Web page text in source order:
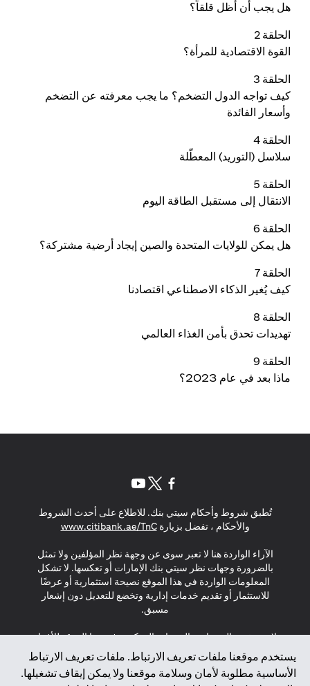
هل يجب أن أظل قلقاً؟
الحلقة 2
القوة الاقتصادية للمرأة؟
الحلقة 3
كيف تواجه الدول التضخم؟ ما يجب معرفته عن التضخم
وأسعار الفائدة
الحلقة 4
سلاسل (التوريد) المعطّلة
الحلقة 5
الانتقال إلى مستقبل الطاقة اليوم
الحلقة 6
هل يمكن للولايات المتحدة والصين إيجاد أرضية مشتركة؟
الحلقة 7
كيف يُغير الذكاء الاصطناعي اقتصادنا
الحلقة 8
تهديدات تحدق بأمن الغذاء العالمي
الحلقة 9
ماذا بعد في عام 2023؟
يستخدم موقعنا ملفات تعريف الارتباط. ملفات تعريف الارتباط
الأساسية مطلوبة لأمان وسلامة موقعنا ولا يمكن إيقاف تشغيلها.
تُطبق شروط وأحكام سيتي بنك. للاطلاع على أحدث الشروط
والأحكام ، تفضل بزيارةwww.citibank.ae/TnC
in a new tab
الآراء الواردة هنا لا تعبر سوى عن وجهة نظر المؤلفين ولا تمثل
بالضرورة وجهات نظر سيتي بنك الإمارات أو تعكسها. لا تشكل
المعلومات الواردة في هذا الموقع نصيحة استثمارية أو عرضًا
للاستثمار أو تقديم خدمات إدارية وتخضع للتعديل دون إشعار
مسبق.
لا يتم تقديم المنتجات والخدمات المذكورة في هذا الموقع للأفراد
المقيمين في الاتحاد الأوروبي أو المنطقة الاقتصادية الأوروبية أو
سويسرا أو غيرنسي أو جيرسي أو موناكو أو سان مارينو أو
الفاتيكان أو جزيرة مان أو المملكة المتحدة أو خصوصية البيانات